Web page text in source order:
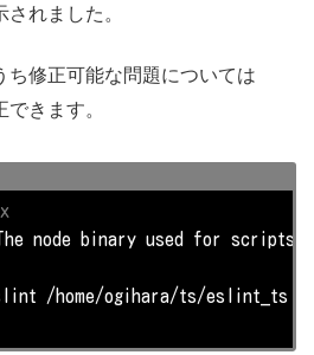
れました。
ち修正可能な問題については
きます。
The node binary used for
/home/ogihara/ts/eslint_ts